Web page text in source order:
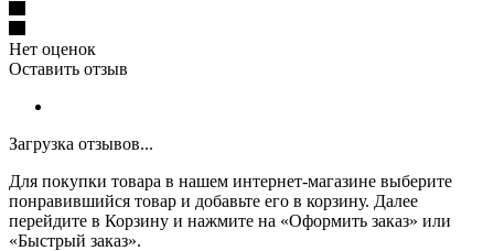
Нет оценок
Оставить отзыв
Загрузка отзывов...
Для покупки товара в нашем интернет-магазине выберите
понравившийся товар и добавьте его в корзину. Далее
перейдите в Корзину и нажмите на «Оформить заказ» или
«Быстрый заказ».